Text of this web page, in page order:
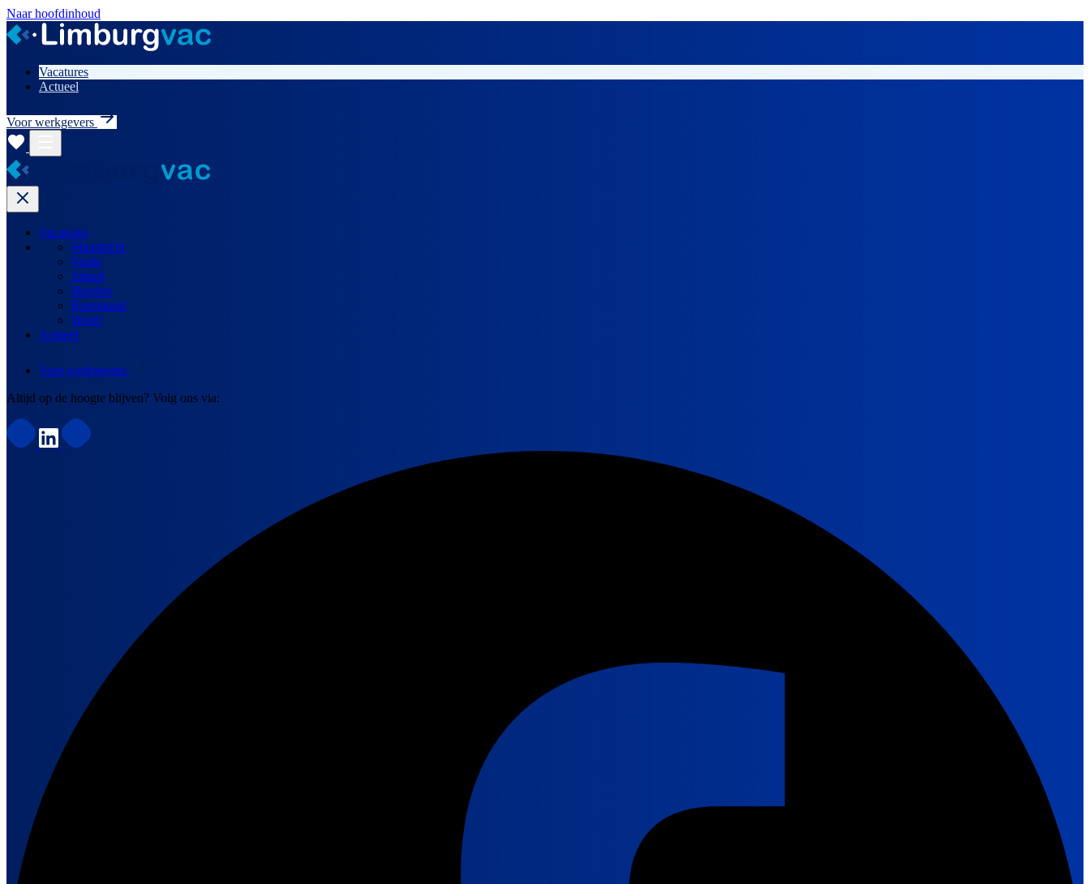
Naar hoofdinhoud
Vacatures
Actueel
Voor werkgevers
Vacatures
Maastricht
Venlo
Sittard
Heerlen
Roermond
Weert
Actueel
Voor werkgevers
Altijd op de hoogte blijven? Volg ons via: